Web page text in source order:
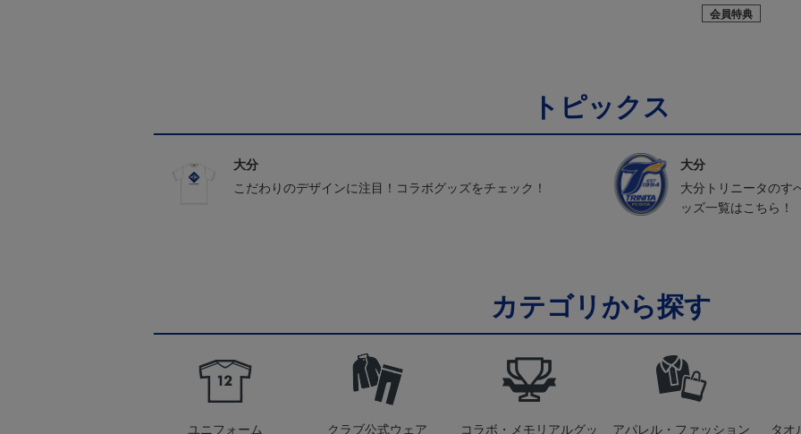
会員特典
トピックス
大分
こだわりのデザインに注目！コラボグッズをチェック！
大分
大分トリニータのす
ッズ一覧はこちら！
カテゴリから探す
ユニフォーム クラブ公式ウェア コラボ・メモリアルグッ アパレル・ファッション タオ